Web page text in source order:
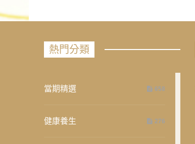
熱門分類
當期精選 658
健康養生 276